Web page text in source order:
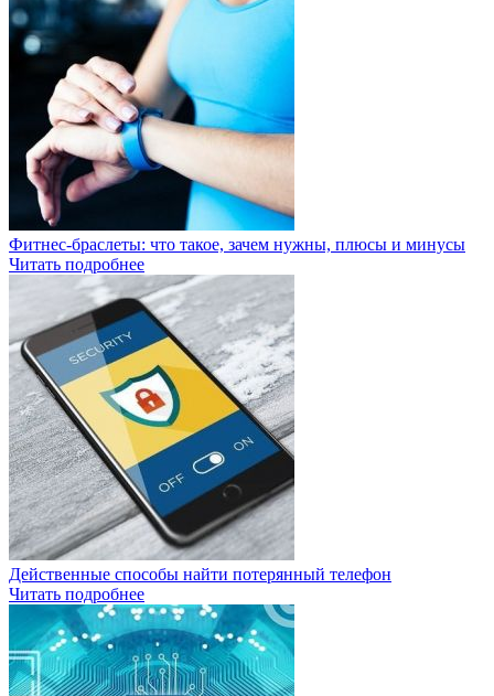
Фитнес-браслеты: что такое, зачем нужны, плюсы и минусы
Читать подробнее
Действенные способы найти потерянный телефон
Читать подробнее